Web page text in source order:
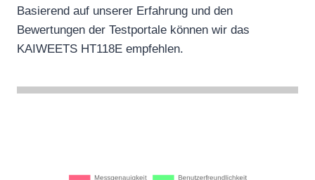
Basierend auf unserer Erfahrung und den
Bewertungen der Testportale können wir das
KAIWEETS HT118E empfehlen.